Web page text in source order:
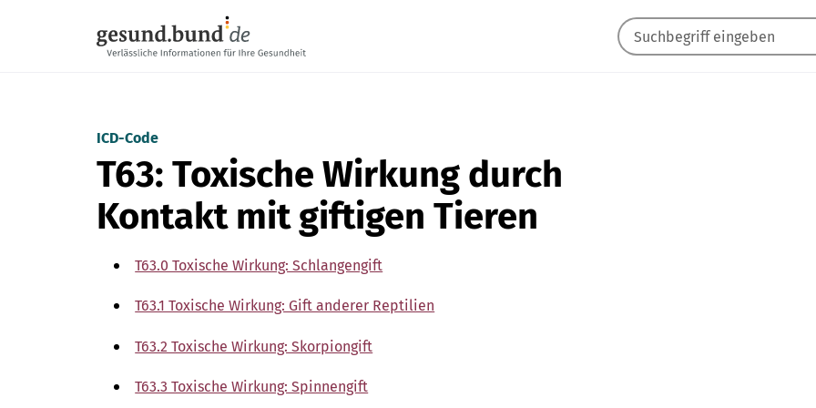
ICD-Code
T63: Toxische Wirkung durch
Kontakt mit giftigen Tieren
T63.0 Toxische Wirkung: Schlangengift
T63.1 Toxische Wirkung: Gift anderer Reptilien
T63.2 Toxische Wirkung: Skorpiongift
T63.3 Toxische Wirkung: Spinnengift